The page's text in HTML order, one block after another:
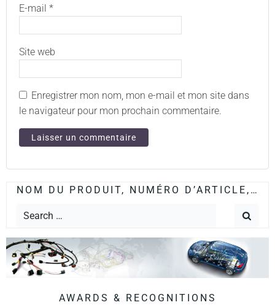
E-mail *
Site web
Enregistrer mon nom, mon e-mail et mon site dans
le navigateur pour mon prochain commentaire.
NOM DU PRODUIT, NUMÉRO D’ARTICLE,…
AWARDS & RECOGNITIONS